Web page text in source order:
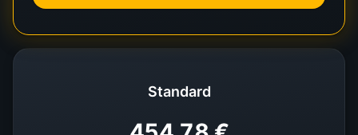
Standard